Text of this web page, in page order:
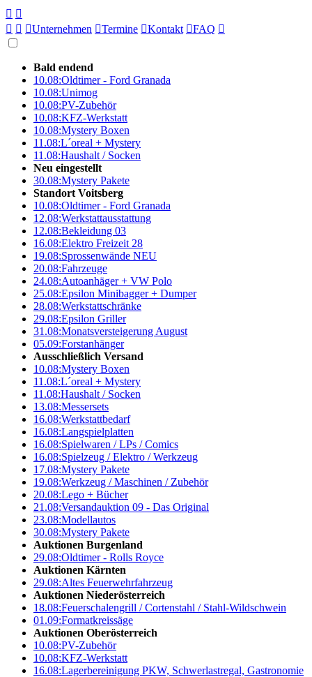
 
  Unternehmen Termine Kontakt FAQ 
Bald endend
10.08:Oldtimer - Ford Granada
10.08:Unimog
10.08:PV-Zubehör
10.08:KFZ-Werkstatt
10.08:Mystery Boxen
11.08:L´oreal + Mystery
11.08:Haushalt / Socken
Neu eingestellt
30.08:Mystery Pakete
Standort Voitsberg
10.08:Oldtimer - Ford Granada
12.08:Werkstattausstattung
12.08:Bekleidung 03
16.08:Elektro Freizeit 28
19.08:Sprossenwände NEU
20.08:Fahrzeuge
24.08:Autoanhäger + VW Polo
25.08:Epsilon Minibagger + Dumper
28.08:Werkstattschränke
29.08:Epsilon Griller
31.08:Monatsversteigerung August
05.09:Forstanhänger
Ausschließlich Versand
10.08:Mystery Boxen
11.08:L´oreal + Mystery
11.08:Haushalt / Socken
13.08:Messersets
16.08:Werkstattbedarf
16.08:Langspielplatten
16.08:Spielwaren / LPs / Comics
16.08:Spielzeug / Elektro / Werkzeug
17.08:Mystery Pakete
19.08:Werkzeug / Maschinen / Zubehör
20.08:Lego + Bücher
21.08:Versandauktion 09 - Das Original
23.08:Modellautos
30.08:Mystery Pakete
Auktionen Burgenland
29.08:Oldtimer - Rolls Royce
Auktionen Kärnten
29.08:Altes Feuerwehrfahrzeug
Auktionen Niederösterreich
18.08:Feuerschalengrill / Cortenstahl / Stahl-Wildschwein
01.09:Formatkreissäge
Auktionen Oberösterreich
10.08:PV-Zubehör
10.08:KFZ-Werkstatt
16.08:Lagerbereinigung PKW, Schwerlastregal, Gastronomie